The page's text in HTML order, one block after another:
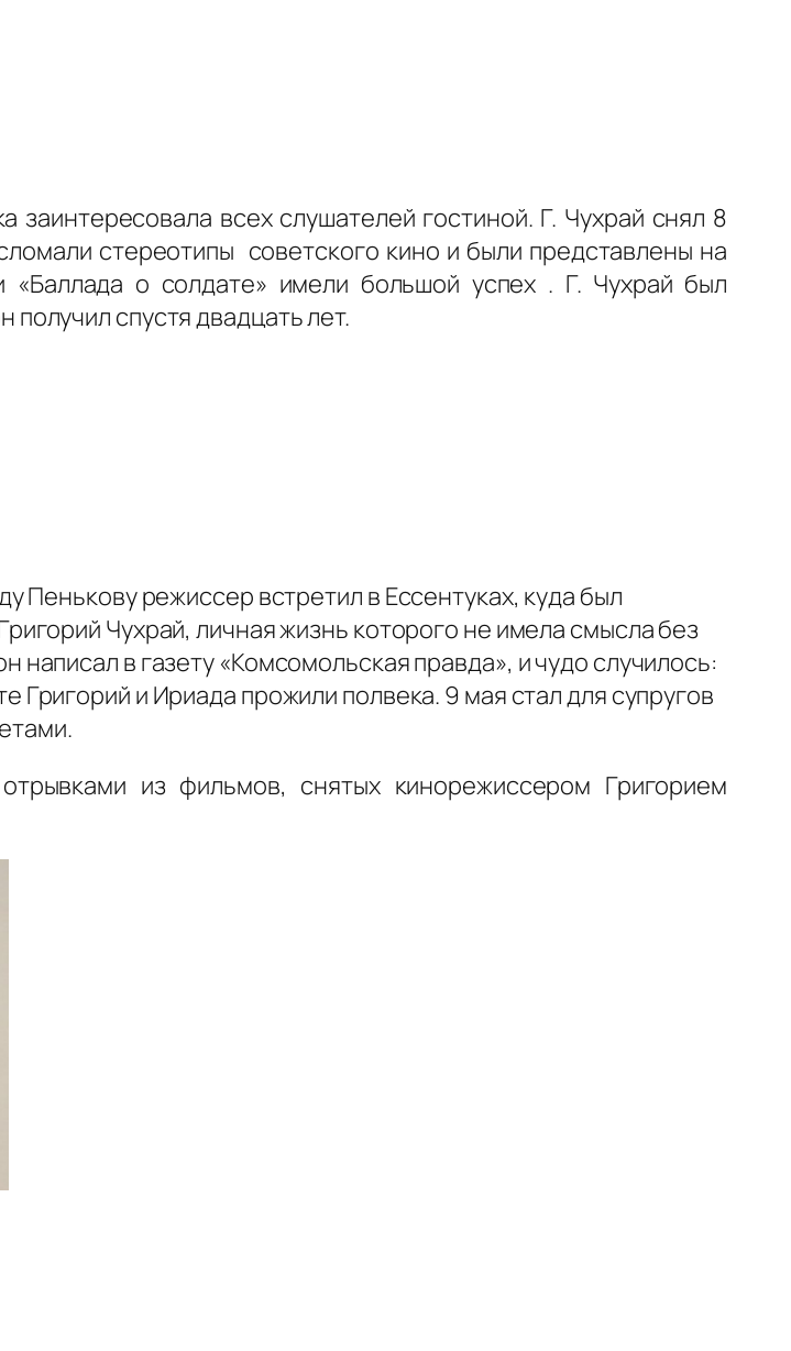
всех слушателей гостиной. Г. Чухрай снял 8
стереотипы советского кино и были представлены на
о солдате» имели большой успех . Г. Чухрай был
спустя двадцать лет.
Пенькову режиссер встретил в Ессентуках, куда был
Чухрай, личная жизнь которого не имела смысла без
в газету «Комсомольская правда», и чудо случилось:
Григорий и Ириада прожили полвека. 9 мая стал для супругов
из фильмов, снятых кинорежиссером Григорием